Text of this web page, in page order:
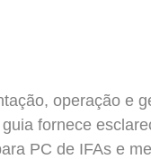
operação e
fornece
PC de IFAs e